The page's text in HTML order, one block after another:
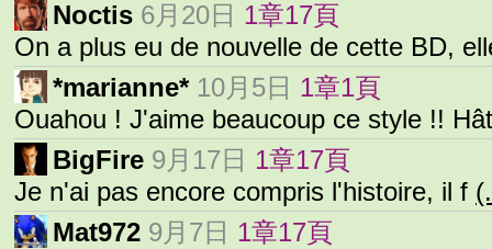
Noctis 6月20日 1章17頁
On a plus eu de nouvelle de cette BD,
*marianne* 10月5日 1章1頁
Ouahou ! J'aime beaucoup ce style !!
BigFire 9月17日 1章17頁
Je n'ai pas encore compris l'histoire, il f
Mat972 9月7日 1章17頁